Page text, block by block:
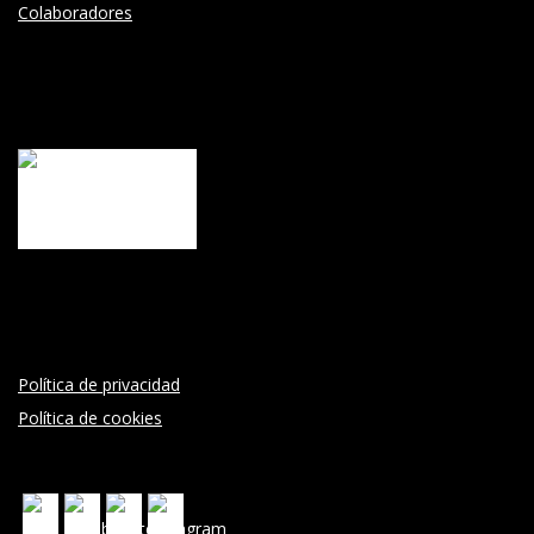
Colaboradores
Política de privacidad
Política de cookies